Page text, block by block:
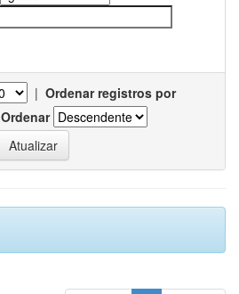
| Ordenar registros por
Ordenar